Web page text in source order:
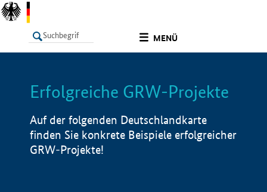
MENÜ
LISTE Info
Erfolgreiche GRW-Projekte
Auf der folgenden Deutschlandkarte
finden Sie konkrete Beispiele erfolgreicher
GRW-Projekte!